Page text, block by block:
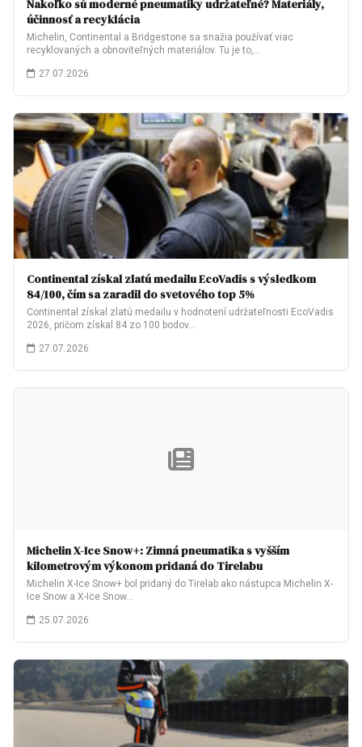
Nakoľko sú moderné pneumatiky udržateľné? Materiály,
účinnosť a recyklácia
Michelin, Continental a Bridgestone sa snažia používať viac
recyklovaných a obnoviteľných materiálov. Tu je to,…
27.07.2026
Continental získal zlatú medailu EcoVadis s výsledkom
84/100, čím sa zaradil do svetového top 5%
Continental získal zlatú medailu v hodnotení udržateľnosti EcoVadis
2026, pričom získal 84 zo 100 bodov…
27.07.2026
Michelin X-Ice Snow+: Zimná pneumatika s vyšším
kilometrovým výkonom pridaná do Tirelabu
Michelin X-Ice Snow+ bol pridaný do Tirelab ako nástupca Michelin X-
Ice Snow a X-Ice Snow…
25.07.2026